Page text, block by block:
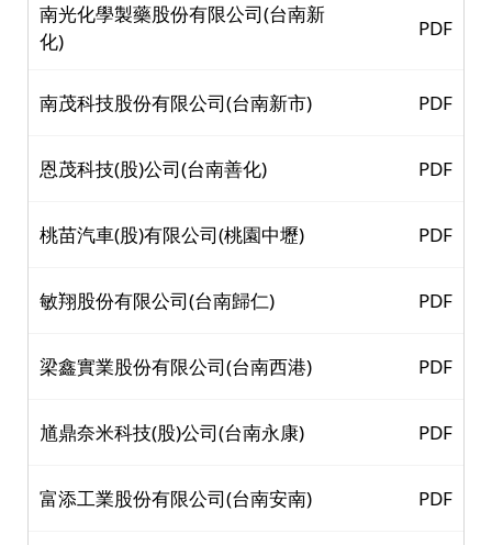
南光化學製藥股份有限公司(台南新
化)
PDF
南茂科技股份有限公司(台南新市) PDF
恩茂科技(股)公司(台南善化) PDF
桃苗汽車(股)有限公司(桃園中壢) PDF
敏翔股份有限公司(台南歸仁) PDF
梁鑫實業股份有限公司(台南西港) PDF
馗鼎奈米科技(股)公司(台南永康) PDF
富添工業股份有限公司(台南安南) PDF